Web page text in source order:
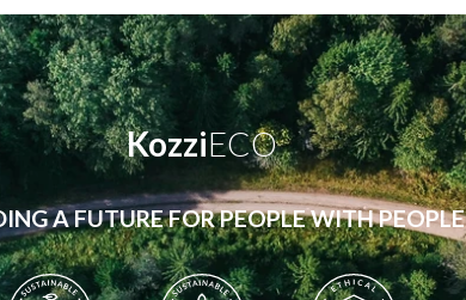
KozziECO
A FUTURE FOR PEOPLE WITH PEOPLE